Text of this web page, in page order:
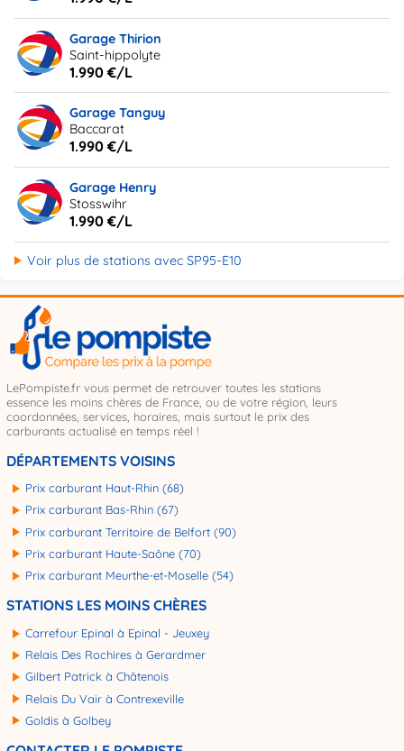
Garage Thirion
Saint-hippolyte
1.990 €/L
Garage Tanguy
Baccarat
1.990 €/L
Garage Henry
Stosswihr
1.990 €/L
Voir plus de stations avec SP95-E10
LePompiste.fr vous permet de retrouver toutes les stations
essence les moins chères de France, ou de votre région, leurs
coordonnées, services, horaires, mais surtout le prix des
carburants actualisé en temps réel !
DÉPARTEMENTS VOISINS
Prix carburant Haut-Rhin (68)
Prix carburant Bas-Rhin (67)
Prix carburant Territoire de Belfort (90)
Prix carburant Haute-Saône (70)
Prix carburant Meurthe-et-Moselle (54)
STATIONS LES MOINS CHÈRES
Carrefour Epinal à Epinal - Jeuxey
Relais Des Rochires à Gerardmer
Gilbert Patrick à Châtenois
Relais Du Vair à Contrexeville
Goldis à Golbey